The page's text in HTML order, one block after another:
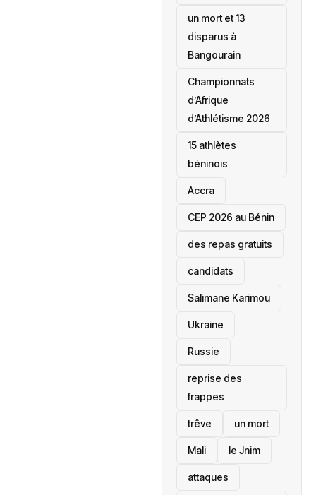
un mort et 13
disparus à
Bangourain
‎Championnats
d’Afrique
d’Athlétisme 2026
15 athlètes
béninois
Accra
‎CEP 2026 au Bénin
des repas gratuits
candidats
Salimane Karimou
Ukraine
Russie
reprise des
frappes
trêve un mort
Mali le Jnim
attaques